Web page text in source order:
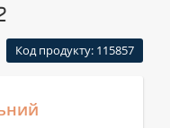
Код продукту: 115857